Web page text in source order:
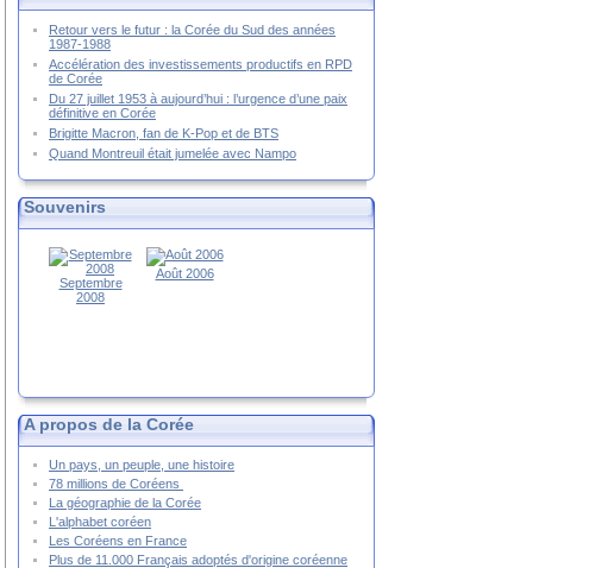
Retour vers le futur : la Corée du Sud des années
1987-1988
Accélération des investissements productifs en RPD
de Corée
Du 27 juillet 1953 à aujourd’hui : l’urgence d’une paix
définitive en Corée
Brigitte Macron, fan de K-Pop et de BTS
Quand Montreuil était jumelée avec Nampo
Souvenirs
Septembre
2008
Août 2006
A propos de la Corée
Un pays, un peuple, une histoire
78 millions de Coréens
La géographie de la Corée
L'alphabet coréen
Les Coréens en France
Plus de 11.000 Français adoptés d'origine coréenne